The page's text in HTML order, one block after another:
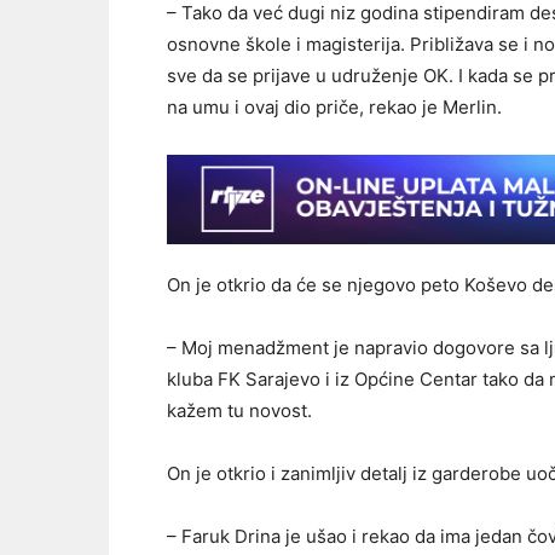
– Tako da već dugi niz godina stipendiram
osnovne škole i magisterija. Približava se i
sve da se prijave u udruženje OK. I kada se
na umu i ovaj dio priče, rekao je Merlin.
On je otkrio da će se njegovo peto Koševo
– Moj menadžment je napravio dogovore
kluba FK Sarajevo i iz Općine Centar tako
kažem tu novost.
On je otkrio i zanimljiv detalj iz garderobe
– Faruk Drina je ušao i rekao da ima jedan